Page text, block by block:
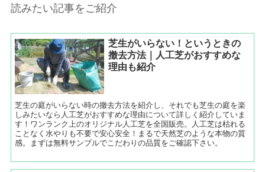
読みたい記事をご紹介
芝生がいらない！というときの
撤去方法｜人工芝がおすすめな
理由も紹介
芝生の庭がいらない時の撤去方法を紹介し、それでも芝生の庭を楽
しみたいなら人工芝がおすすめな理由について詳しく紹介していま
す！ワンランク上のオリジナル人工芝を全国販売。人工芝は枯れる
ことなく水やりも不要で安心安全！まるで天然芝のような本物の質
感。まずは無料サンプルでこだわりの品質をご確認下さい。